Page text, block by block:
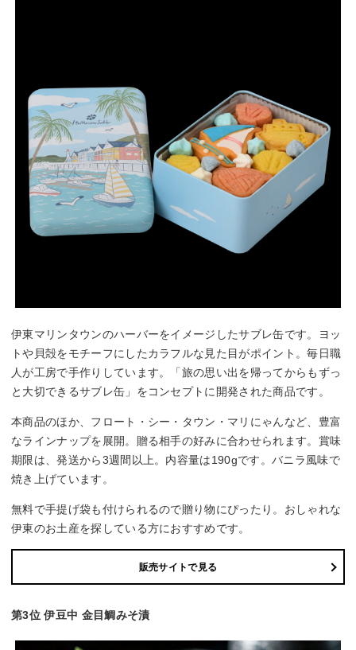
伊東マリンタウンのハーバーをイメージしたサブレ缶です。ヨッ
トや貝殻をモチーフにしたカラフルな見た目がポイント。毎日職
人が工房で手作りしています。「旅の思い出を帰ってからもずっ
と大切できるサブレ缶」をコンセプトに開発された商品です。
本商品のほか、フロート・シー・タウン・マリにゃんなど、豊富
なラインナップを展開。贈る相手の好みに合わせられます。賞味
期限は、発送から3週間以上。内容量は190gです。バニラ風味で
焼き上げています。
無料で手提げ袋も付けられるので贈り物にぴったり。おしゃれな
伊東のお土産を探している方におすすめです。
販売サイトで見る
第3位 伊豆中 金目鯛みそ漬